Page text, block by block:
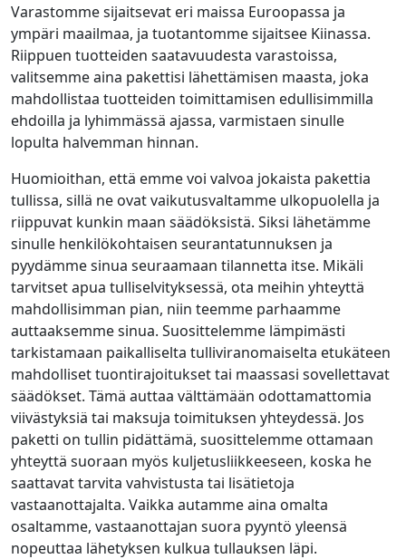
Varastomme sijaitsevat eri maissa Euroopassa ja
ympäri maailmaa, ja tuotantomme sijaitsee Kiinassa.
Riippuen tuotteiden saatavuudesta varastoissa,
valitsemme aina pakettisi lähettämisen maasta, joka
mahdollistaa tuotteiden toimittamisen edullisimmilla
ehdoilla ja lyhimmässä ajassa, varmistaen sinulle
lopulta halvemman hinnan.
Huomioithan, että emme voi valvoa jokaista pakettia
tullissa, sillä ne ovat vaikutusvaltamme ulkopuolella ja
riippuvat kunkin maan säädöksistä. Siksi lähetämme
sinulle henkilökohtaisen seurantatunnuksen ja
pyydämme sinua seuraamaan tilannetta itse. Mikäli
tarvitset apua tulliselvityksessä, ota meihin yhteyttä
mahdollisimman pian, niin teemme parhaamme
auttaaksemme sinua. Suosittelemme lämpimästi
tarkistamaan paikalliselta tulliviranomaiselta etukäteen
mahdolliset tuontirajoitukset tai maassasi sovellettavat
säädökset. Tämä auttaa välttämään odottamattomia
viivästyksiä tai maksuja toimituksen yhteydessä. Jos
paketti on tullin pidättämä, suosittelemme ottamaan
yhteyttä suoraan myös kuljetusliikkeeseen, koska he
saattavat tarvita vahvistusta tai lisätietoja
vastaanottajalta. Vaikka autamme aina omalta
osaltamme, vastaanottajan suora pyyntö yleensä
nopeuttaa lähetyksen kulkua tullauksen läpi.